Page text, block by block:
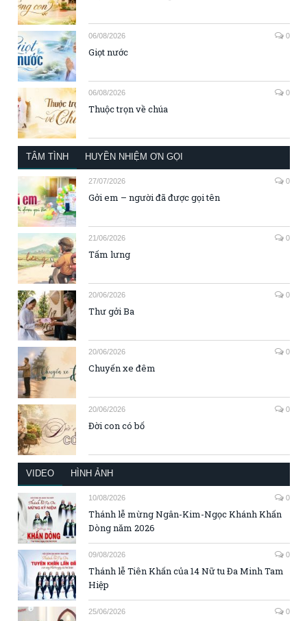
06/08/2026 0
Giọt nước
06/08/2026 0
Thuộc trọn về chúa
TÂM TÌNH HUYỀN NHIỆM ƠN GỌI
27/07/2026 0
Gởi em – người đã được gọi tên
21/06/2026 0
Tấm lưng
20/06/2026 0
Thư gởi Ba
20/06/2026 0
Chuyến xe đêm
20/06/2026 0
Đời con có bố
VIDEO HÌNH ẢNH
10/08/2026 0
Thánh lễ mừng Ngân-Kim-Ngọc Khánh Khấn
Dòng năm 2026
09/08/2026 0
Thánh lễ Tiên Khấn của 14 Nữ tu Đa Minh Tam
Hiệp
25/06/2026 0